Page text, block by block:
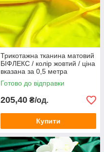
Трикотажна тканина матовий
БІФЛЕКС / колір жовтий / ціна
вказана за 0,5 метра
Готово до відправки
205,40 ₴/од.
Купити